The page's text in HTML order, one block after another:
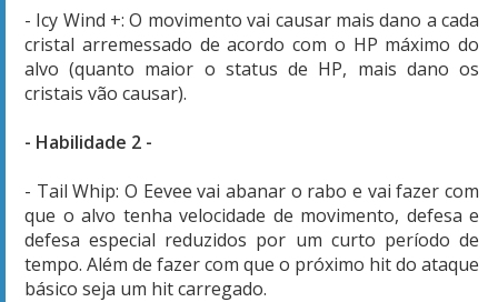
- Icy Wind +: O movimento vai causar mais dano a cada
cristal arremessado de acordo com o HP máximo do
alvo (quanto maior o status de HP, mais dano os
cristais vão causar).
- Habilidade 2 -
- Tail Whip: O Eevee vai abanar o rabo e vai fazer com
que o alvo tenha velocidade de movimento, defesa e
defesa especial reduzidos por um curto período de
tempo. Além de fazer com que o próximo hit do ataque
básico seja um hit carregado.